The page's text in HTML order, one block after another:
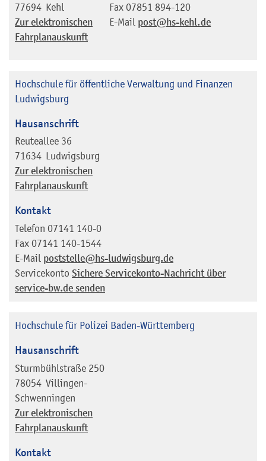
77694 Kehl
Zur elektronischen
Fahrplanauskunft
Fax 07851 894-120
E-Mail post@hs-kehl.de
Hochschule für öffentliche Verwaltung und Finanzen
Ludwigsburg
Hausanschrift
Reuteallee 36
71634 Ludwigsburg
Zur elektronischen
Fahrplanauskunft
Kontakt
Telefon 07141 140-0
Fax 07141 140-1544
E-Mail poststelle@hs-ludwigsburg.de
Servicekonto Sichere Servicekonto-Nachricht über
service-bw.de senden
Hochschule für Polizei Baden-Württemberg
Hausanschrift
Sturmbühlstraße 250
78054 Villingen-
Schwenningen
Zur elektronischen
Fahrplanauskunft
Kontakt